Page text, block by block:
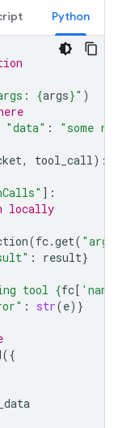
Python
{args}" )
"data" : "some
, tool_call):
]:
locally
(fc.get(
: result}
tool {fc[
: str(e)}
({